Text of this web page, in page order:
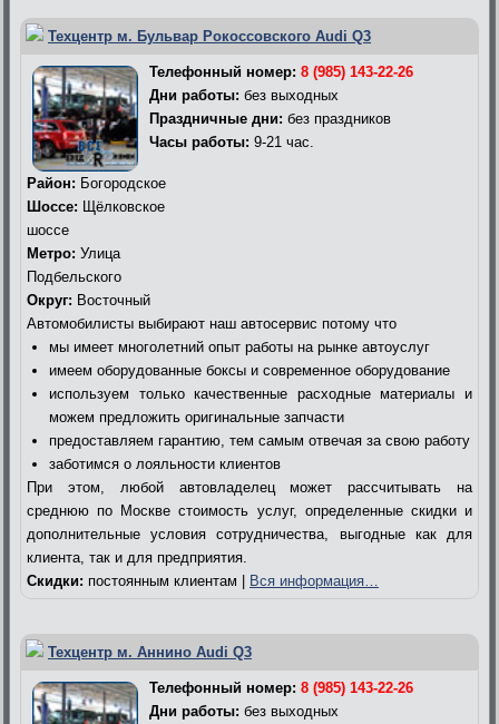
Техцентр м. Бульвар Рокоссовского Audi Q3
Телефонный номер: 8 (985) 143-22-26
Дни работы: без выходных
Праздничные дни: без праздников
Часы работы: 9-21 час.
Район: Богородское
Шоссе: Щёлковское
шоссе
Метро: Улица
Подбельского
Округ: Восточный
Автомобилисты выбирают наш автосервис потому что
мы имеет многолетний опыт работы на рынке автоуслуг
имеем оборудованные боксы и современное оборудование
используем только качественные расходные материалы и
можем предложить оригинальные запчасти
предоставляем гарантию, тем самым отвечая за свою работу
заботимся о лояльности клиентов
При этом, любой автовладелец может рассчитывать на
среднюю по Москве стоимость услуг, определенные скидки и
дополнительные условия сотрудничества, выгодные как для
клиента, так и для предприятия.
Скидки: постоянным клиентам | Вся информация…
Техцентр м. Аннино Audi Q3
Телефонный номер: 8 (985) 143-22-26
Дни работы: без выходных